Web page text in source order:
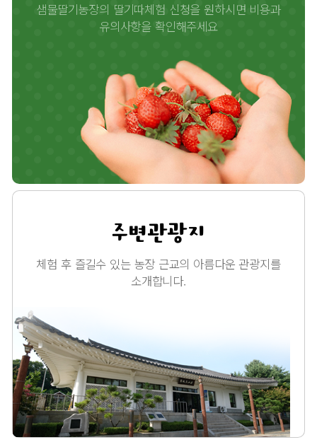
샘물딸기농장의 딸기따체험 신청을 원하시면 비용과
유의사항을 확인해주세요
주변관광지
체험 후 즐길수 있는 농장 근교의 아름다운 관광지를
소개합니다.